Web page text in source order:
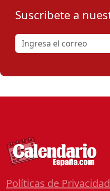
Suscribete a
Políticas de Privacidad